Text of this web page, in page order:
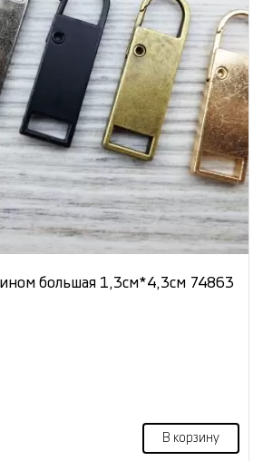
большая 1,3см*4,3см 74863
В корзину